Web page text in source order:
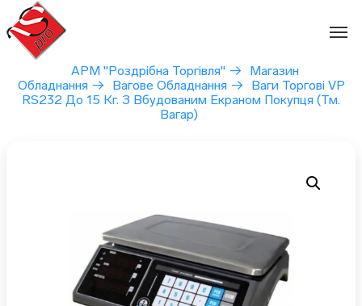
Перейти
вмісту
АРМ "Роздрібна Торгівля" →
Магазин
Обладнання → Вагове Обладнання →
Ваги Торгові VP
RS232 До 15 Кг. З Вбудованим Екраном Покупця (тм.
Вагар)